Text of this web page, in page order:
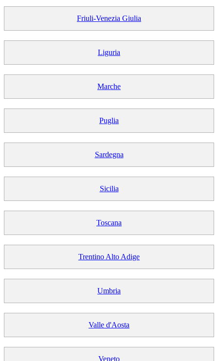
Friuli-Venezia Giulia
Liguria
Marche
Puglia
Sardegna
Sicilia
Toscana
Trentino Alto Adige
Umbria
Valle d'Aosta
Veneto